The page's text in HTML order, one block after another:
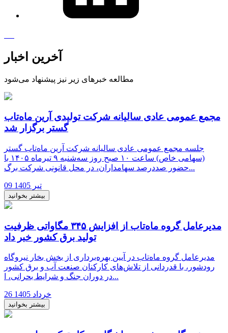
آخرین اخبار
مطالعه خبرهای زیر نیز پیشنهاد می‌شود
مجمع عمومی عادی سالیانه شرکت تولیدی آرین ماه‌تاب
گستر برگزار شد
جلسه مجمع عمومی عادی سالیانه شرکت آرین ماه‌تاب گستر
(سهامی خاص) ساعت ۱۰ صبح روز سه‌شنبه ۹ تیرماه ۱۴۰۵ با
حضور صددرصد سهامداران، در محل قانونی شرکت برگ...
09 تیر 1405
بیشتر بخوانید
مدیرعامل گروه ماه‌تاب از افزایش ۳۴۵ مگاواتی ظرفیت
تولید برق کشور خبر داد
مدیرعامل گروه ماه‌تاب در آیین بهره‌برداری از بخش بخار نیروگاه
رودشور، با قدردانی از تلاش‌های کارکنان صنعت آب و برق کشور
در دوران جنگ و شرایط بحرانی، ا...
26 خرداد 1405
بیشتر بخوانید